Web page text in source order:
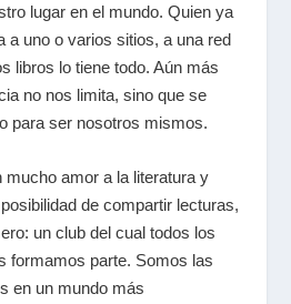
lugar en el mundo. Quien ya
a uno o varios sitios, a una red
libros lo tiene todo. Aún más
no nos limita, sino que se
para ser nosotros mismos.
mucho amor a la literatura y
de compartir lecturas,
un club del cual todos los
formamos parte. Somos las
en un mundo más